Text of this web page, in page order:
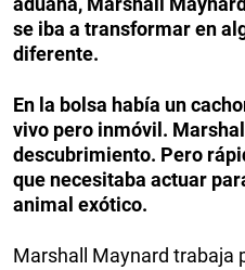
se iba a transformar en
diferente.
En la bolsa había un
vivo pero inmóvil.
descubrimiento. Pero
que necesitaba actuar
animal exótico.
Marshall Maynard trabaja